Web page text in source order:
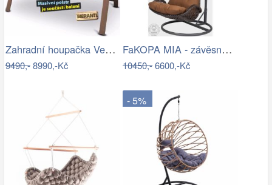
Zahradní houpačka VeGA BAHARA Mdum
9490,-8990,-Kč
FaKOPA MIA - závěsné křeslo z ratanu…
10450,-6600,-Kč
- 5%